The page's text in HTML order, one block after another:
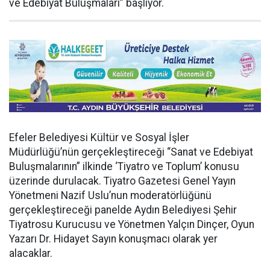
ve Edebiyat Buluşmaları” başlıyor.
Efeler Belediyesi Kültür ve Sosyal İşler
Müdürlüğü’nün gerçekleştireceği “Sanat ve Edebiyat
Buluşmalarının” ilkinde ‘Tiyatro ve Toplum’ konusu
üzerinde durulacak. Tiyatro Gazetesi Genel Yayın
Yönetmeni Nazif Uslu’nun moderatörlüğünü
gerçekleştireceği panelde Aydın Belediyesi Şehir
Tiyatrosu Kurucusu ve Yönetmen Yalçın Dinçer, Oyun
Yazarı Dr. Hidayet Sayın konuşmacı olarak yer
alacaklar.